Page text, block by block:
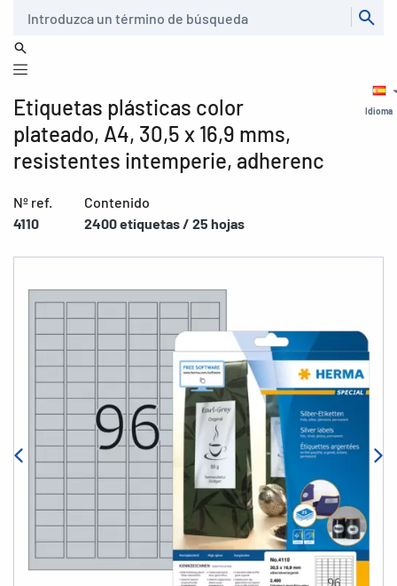
Idioma
Etiquetas plásticas color
plateado, A4, 30,5 x 16,9 mms,
resistentes intemperie, adherenc
Nº ref.
4110
Contenido
2400 etiquetas / 25 hojas